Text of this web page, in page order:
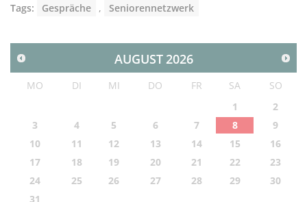
Tags: Gespräche , Seniorennetzwerk
AUGUST 2026
MO DI MI DO FR SA
SO
1
2
3
4 5 6 7 8
9
10
11 12 13 14 15
16
17
18 19 20 21 22
23
24
25 26 27 28 29
30
31